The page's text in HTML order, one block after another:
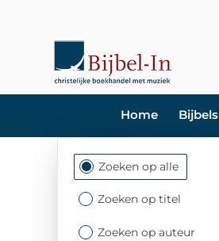
Home Bijbels
Filtersectie
Zoeken op alle
Zoeken op titel
Zoeken op auteur